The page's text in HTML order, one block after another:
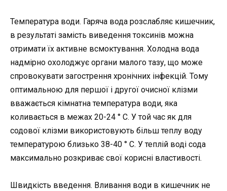
Температура води. Гаряча вода розслабляє кишечник,
в результаті замість виведення токсинів можна
отримати їх активне всмоктування. Холодна вода
надмірно охолоджує органи малого тазу, що може
спровокувати загострення хронічних інфекцій. Тому
оптимальною для першої і другої очисної клізми
вважається кімнатна температура води, яка
коливається в межах 20-24 ° С. У той час як для
содової клізми використовують більш теплу воду
температурою близько 38-40 ° C. У теплій воді сода
максимально розкриває свої корисні властивості.
Швидкість введення. Вливання води в кишечник не